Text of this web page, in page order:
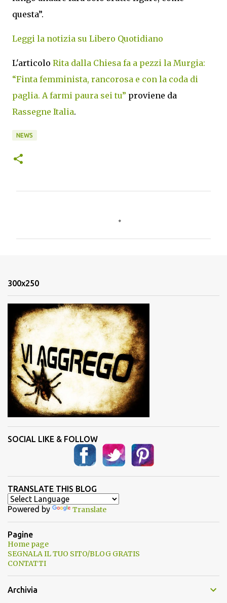
questa”.
Leggi la notizia su Libero Quotidiano
L'articolo Rita dalla Chiesa fa a pezzi la Murgia:
“Finta femminista, rancorosa e con la coda di
paglia. A farmi paura sei tu” proviene da
Rassegne Italia.
NEWS
n
i
300x250
SOCIAL LIKE & FOLLOW
TRANSLATE THIS BLOG
Powered by Translate
Pagine
Home page
SEGNALA IL TUO SITO/BLOG GRATIS
CONTATTI
Archivia